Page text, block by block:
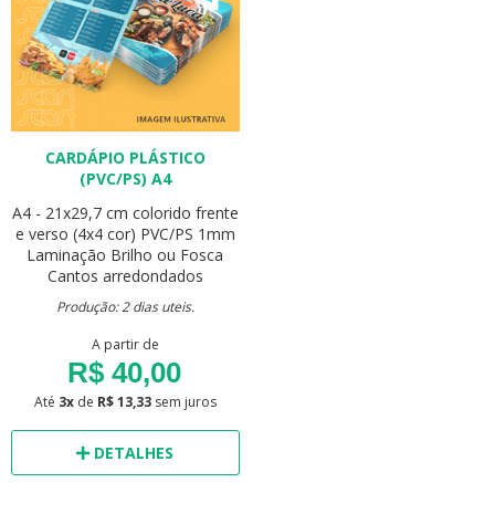
CARDÁPIO PLÁSTICO
(PVC/PS) A4
A4 - 21x29,7 cm colorido frente
e verso (4x4 cor) PVC/PS 1mm
Laminação Brilho ou Fosca
Cantos arredondados
Produção: 2 dias uteis.
A partir de
R$ 40,00
Até 3xde R$ 13,33sem juros
DETALHES